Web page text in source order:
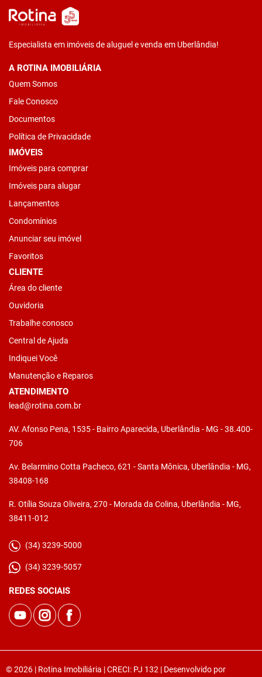
Especialista em imóveis de aluguel e venda em Uberlândia!
A ROTINA IMOBILIÁRIA
Quem Somos
Fale Conosco
Documentos
Política de Privacidade
IMÓVEIS
Imóveis para comprar
Imóveis para alugar
Lançamentos
Condomínios
Anunciar seu imóvel
Favoritos
CLIENTE
Área do cliente
Ouvidoria
Trabalhe conosco
Central de Ajuda
Indiquei Você
Manutenção e Reparos
ATENDIMENTO
lead@rotina.com.br
AV. Afonso Pena, 1535 - Bairro Aparecida, Uberlândia - MG - 38.400-
706
Av. Belarmino Cotta Pacheco, 621 - Santa Mônica, Uberlândia - MG,
38408-168
R. Otília Souza Oliveira, 270 - Morada da Colina, Uberlândia - MG,
38411-012
(34) 3239-5000
(34) 3239-5057
REDES SOCIAIS
© 2026 | Rotina Imobiliária | CRECI: PJ 132 | Desenvolvido por